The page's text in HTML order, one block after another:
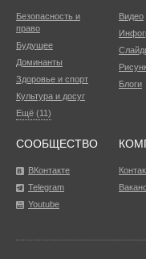
Безопасность и
право
Будущее
Доминанты
Здоровье и спорт
Культура и досуг
Ещё (11)
Видео
Блоги
СООБЩЕСТВО
ВКонтакте
Telegram
Youtube